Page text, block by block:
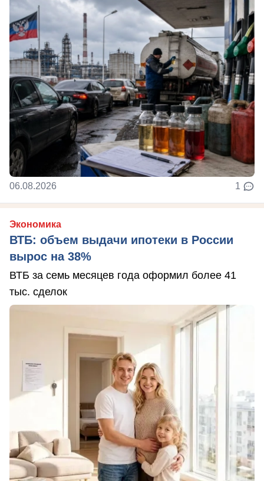
06.08.2026 1
Экономика
ВТБ: объем выдачи ипотеки в России
вырос на 38%
ВТБ за семь месяцев года оформил более 41
тыс. сделок